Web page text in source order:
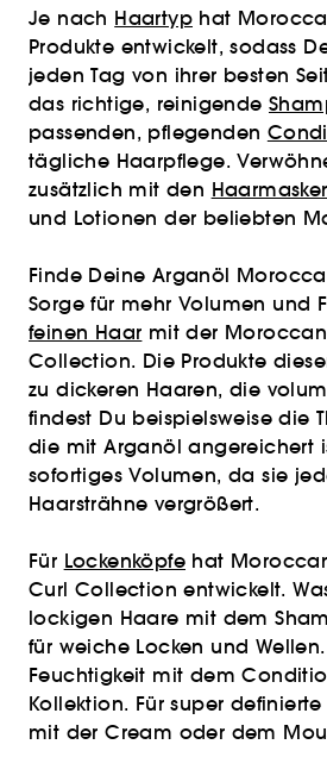
Je nach Haartyp hat
Produkte entwickelt, sodass
jeden Tag von ihrer besten
das richtige, reinigende
passenden, pflegenden
tägliche Haarpflege.
zusätzlich mit den
und Lotionen der beliebten
Finde Deine Arganöl
Sorge für mehr Volumen und
feinen Haar mit der
Collection. Die Produkte
zu dickeren Haaren, die
findest Du beispielsweise die
die mit Arganöl angereichert
sofortiges Volumen, da sie
Haarsträhne vergrößert.
Für Lockenköpfe hat
Curl Collection entwickelt.
lockigen Haare mit dem
für weiche Locken und
Feuchtigkeit mit dem
Kollektion. Für super
mit der Cream oder dem